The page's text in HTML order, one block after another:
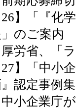
26】「『化
のご案内
厚労省、「
27】「中小
認定事例
中小企業庁